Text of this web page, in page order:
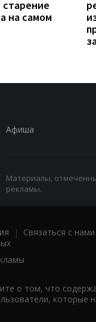
старение
на самом
Афиша
Материалы,
рекламы.
| Связаться с нами
о том, что
которые